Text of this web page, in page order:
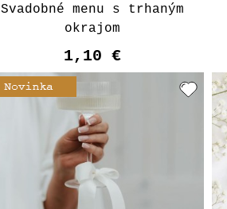
Svadobné menu s trhaným
okrajom
1,10 €